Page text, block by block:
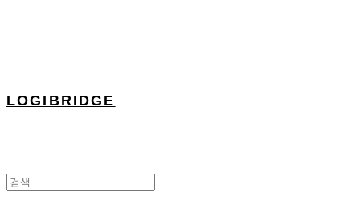
LOGIBRIDGE